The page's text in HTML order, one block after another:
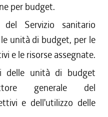
per budget.
Servizio sanitario
unità di budget, per le
e le risorse assegnate.
delle unità di budget
generale del
e dell'utilizzo delle